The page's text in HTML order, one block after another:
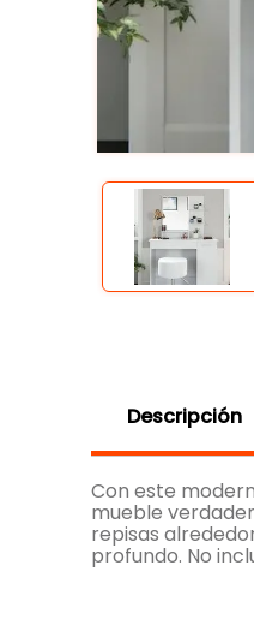
Descripción
Con este
mueble
repisas
profundo. No